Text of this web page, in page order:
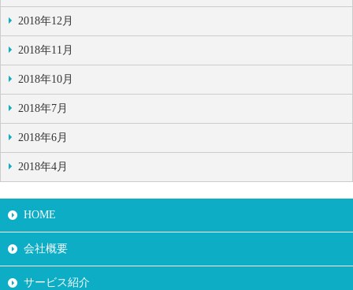
2018年12月
2018年11月
2018年10月
2018年7月
2018年6月
2018年4月
HOME
会社概要
サービス紹介